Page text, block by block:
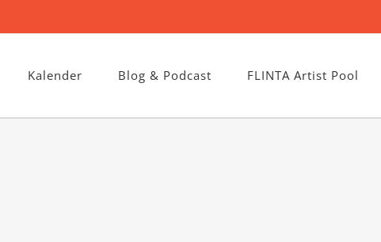
Kalender Blog & Podcast FLINTA Artist Pool